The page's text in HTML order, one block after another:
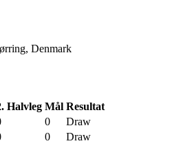
Denmark
Halvleg Mål Resultat
0
Draw
0 Draw